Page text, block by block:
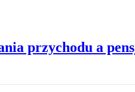
przychodu a